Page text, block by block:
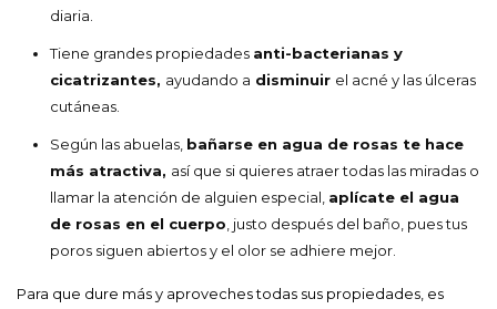
diaria.
Tiene grandes propiedades anti-bacterianas y
cicatrizantes, ayudando a disminuir el acné y las úlceras
cutáneas.
Según las abuelas, bañarse en agua de rosas te hace
más atractiva, así que si quieres atraer todas las miradas o
llamar la atención de alguien especial, aplícate el agua
de rosas en el cuerpo , justo después del baño, pues tus
poros siguen abiertos y el olor se adhiere mejor.
Para que dure más y aproveches todas sus propiedades, es